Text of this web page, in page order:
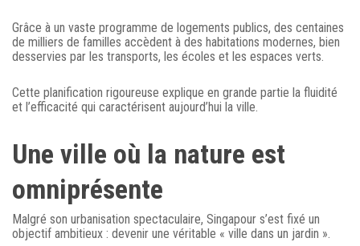
Grâce à un vaste programme de logements publics, des centaines
de milliers de familles accèdent à des habitations modernes, bien
desservies par les transports, les écoles et les espaces verts.
Cette planification rigoureuse explique en grande partie la fluidité
et l’efficacité qui caractérisent aujourd’hui la ville.
Une ville où la nature est
omniprésente
Malgré son urbanisation spectaculaire, Singapour s’est fixé un
objectif ambitieux : devenir une véritable « ville dans un jardin ».